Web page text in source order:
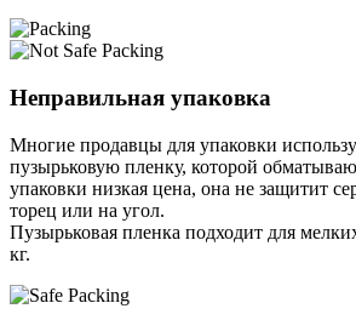
Неправильная упаковка
Многие продавцы для упаковки
пузырьковую пленку, которой
упаковки низкая цена, она не защитит
торец или на угол.
Пузырьковая пленка подходит для
кг.